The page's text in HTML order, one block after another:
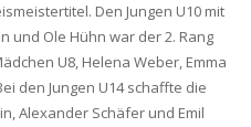
Den Jungen U10 mit
und Ole Hühn war der 2. Rang
U8, Helena Weber, Emma
den Jungen U14 schaffte die
Alexander Schäfer und Emil